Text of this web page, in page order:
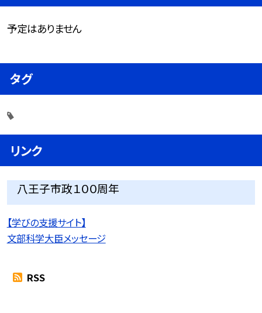
予定はありません
タグ
リンク
八王子市政１００周年
【学びの支援サイト】
文部科学大臣メッセージ
RSS